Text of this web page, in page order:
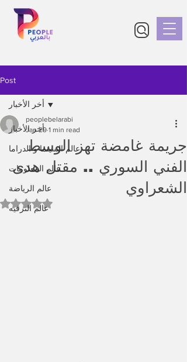
Post
أخر الأخبار
عالم السينما و الدراما
عالم المعلومات
عالم الرياضة
عالم الترفيه
أخر الأخبار
جريمة غامضة تهز الوسط
الفني السوري .. مقتل هدى
الشعراوي
peoplebelarabi
Jan 29 1 min read
Rated NaN out of 5 stars.